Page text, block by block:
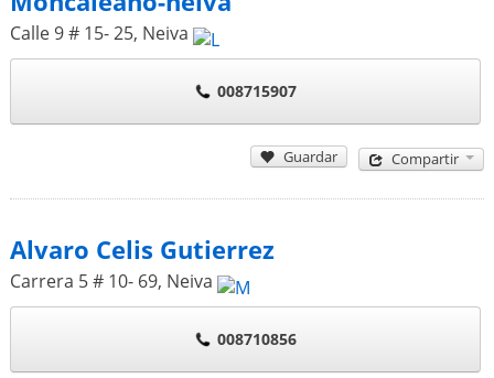
Calle 9 # 15- 25, Neiva
008715907
Guardar Compartir
Alvaro Celis Gutierrez
Carrera 5 # 10- 69, Neiva
008710856